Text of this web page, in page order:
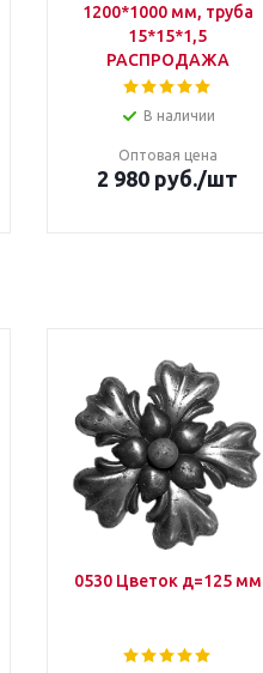
1200*1000 мм, труба
15*15*1,5
РАСПРОДАЖА
В наличии
Оптовая цена
2 980 руб./шт
0530 Цветок д=125 мм